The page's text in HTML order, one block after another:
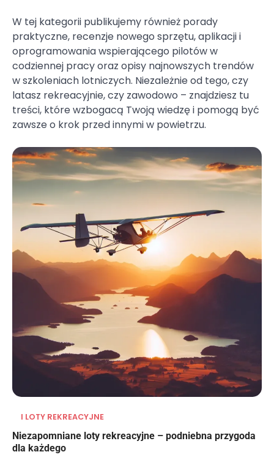
W tej kategorii publikujemy również porady
praktyczne, recenzje nowego sprzętu, aplikacji i
oprogramowania wspierającego pilotów w
codziennej pracy oraz opisy najnowszych trendów
w szkoleniach lotniczych. Niezależnie od tego, czy
latasz rekreacyjnie, czy zawodowo – znajdziesz tu
treści, które wzbogacą Twoją wiedzę i pomogą być
zawsze o krok przed innymi w powietrzu.
I LOTY REKREACYJNE
Niezapomniane loty rekreacyjne – podniebna przygoda
dla każdego